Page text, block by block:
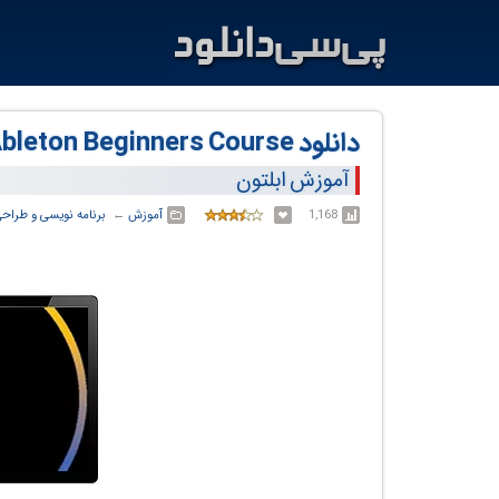
دانلود The Ultimate Ableton Beginners Course
آموزش ابلتون
1,168 آموزش ← ‏ برنامه نویسی و